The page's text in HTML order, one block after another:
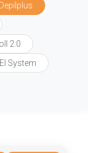
Depilplus
2.0
System